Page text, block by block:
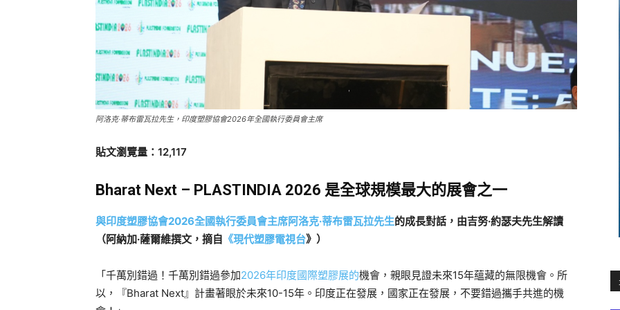
阿洛克‧蒂布雷瓦拉先生，印度塑膠協會2026年全國執行委員會主席
貼文瀏覽量：12,117
Bharat Next – PLASTINDIA 2026 是全球規模最大的展會之一
與印度塑膠協會2026全國執行委員會主席阿洛克·蒂布雷瓦拉先生的成長對話， 由吉努·約瑟夫先生解讀
（阿納加·薩爾維撰文，摘自 《現代塑膠電視台》）
「千萬別錯過！千萬別錯過參加2026年印度國際塑膠展的機會，親眼見證未來15年蘊藏的無限機會。所
以，『Bharat Next』計畫著眼於未來10-15年。印度正在發展，國家正在發展，不要錯過攜手共進的機